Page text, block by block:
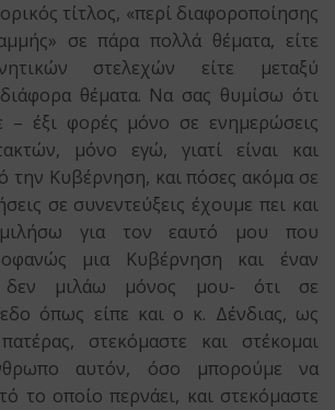
τίτλος, «περί διαφοροποίησης
σε πάρα πολλά θέματα, είτε
στελεχών είτε μεταξύ
θέματα. Να σας θυμίσω ότι
– έξι φορές μόνο σε ενημερώσεις
μόνο εγώ, γιατί είναι και
την Κυβέρνηση, και πόσες ακόμα σε
σε συνεντεύξεις έχουμε πει και
για τον εαυτό μου που
μια Κυβέρνηση και έναν
δεν μιλάω μόνος μου- ότι σε
όπως είπε και ο κ. Δένδιας, ως
στεκόμαστε και στέκομαι
αυτόν, όσο μπορούμε να
το οποίο περνάει, και στεκόμαστε